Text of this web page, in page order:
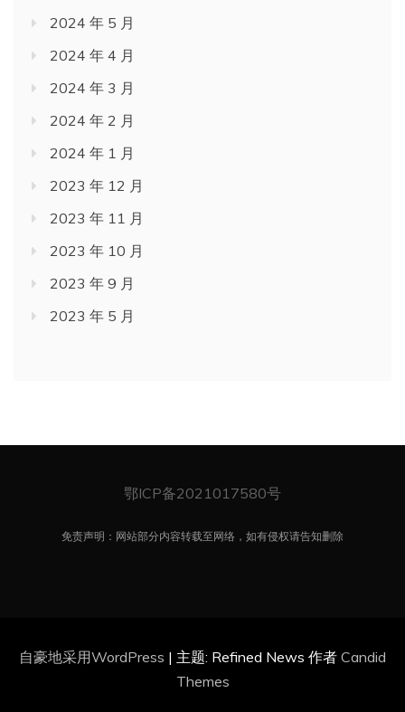
2024 年 5 月
2024 年 4 月
2024 年 3 月
2024 年 2 月
2024 年 1 月
2023 年 12 月
2023 年 11 月
2023 年 10 月
2023 年 9 月
2023 年 5 月
鄂ICP备2021017580号
免责声明：网站部分内容转载至网络，如有侵权请告知删除
自豪地采用WordPress | 主题: Refined News 作者 Candid
Themes